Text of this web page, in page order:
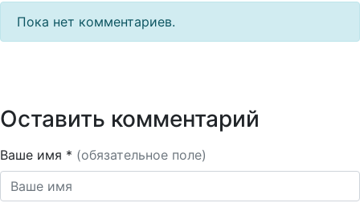
Пока нет комментариев.
Оставить комментарий
Ваше имя * (обязательное поле)